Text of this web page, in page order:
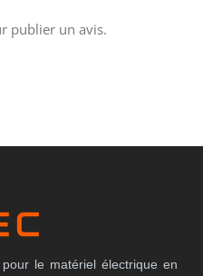
publier un avis.
le matériel électrique en